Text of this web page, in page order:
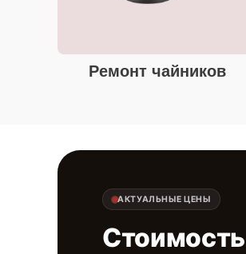
Ремонт чайников
АКТУАЛЬНЫЕ ЦЕНЫ